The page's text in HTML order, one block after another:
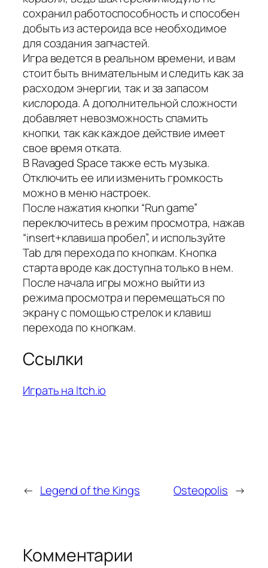
сохранил работоспособность и способен
добыть из астероида все необходимое
для создания запчастей.
Игра ведется в реальном времени, и вам
стоит быть внимательным и следить как за
расходом энергии, так и за запасом
кислорода. А дополнительной сложности
добавляет невозможность спамить
кнопки, так как каждое действие имеет
свое время отката.
В Ravaged Space также есть музыка.
Отключить ее или изменить громкость
можно в меню настроек.
После нажатия кнопки “Run game”
переключитесь в режим просмотра, нажав
“insert+клавиша пробел”, и используйте
Tab для перехода по кнопкам. Кнопка
старта вроде как доступна только в нем.
После начала игры можно выйти из
режима просмотра и перемещаться по
экрану с помощью стрелок и клавиш
перехода по кнопкам.
Ссылки
Играть на Itch.io
← Legend of the Kings Osteopolis →
Комментарии